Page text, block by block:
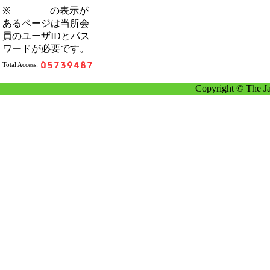
※
の表示が
あるページは当所会
員のユーザIDとパス
ワードが必要です。
Total Access:
Copyright © The